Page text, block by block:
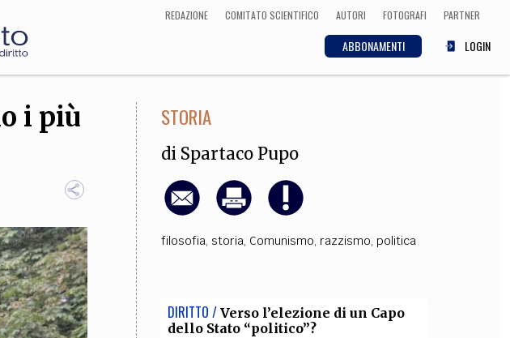
REDAZIONE COMITATO SCIENTIFICO AUTORI FOTOGRAFI PARTNER
ABBONAMENTI LOGIN
ECONOMIA
CULTURA
Arte, Cinema, Musica,
i più
STORIA
di Spartaco Pupo
filosofia, storia, Comunismo, razzismo, politica
DIRITTO / Verso l’elezione di un Capo
dello Stato “politico”?